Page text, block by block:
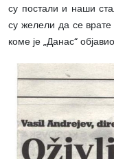
су постали и наши
су желели да се врате
коме је „Данас“